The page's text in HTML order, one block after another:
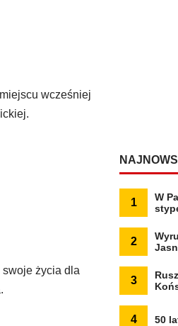
wcześniej
swoje życia dla
1
W
2
3
4 50